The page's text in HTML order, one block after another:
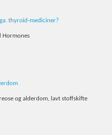
thyroid-mediciner?